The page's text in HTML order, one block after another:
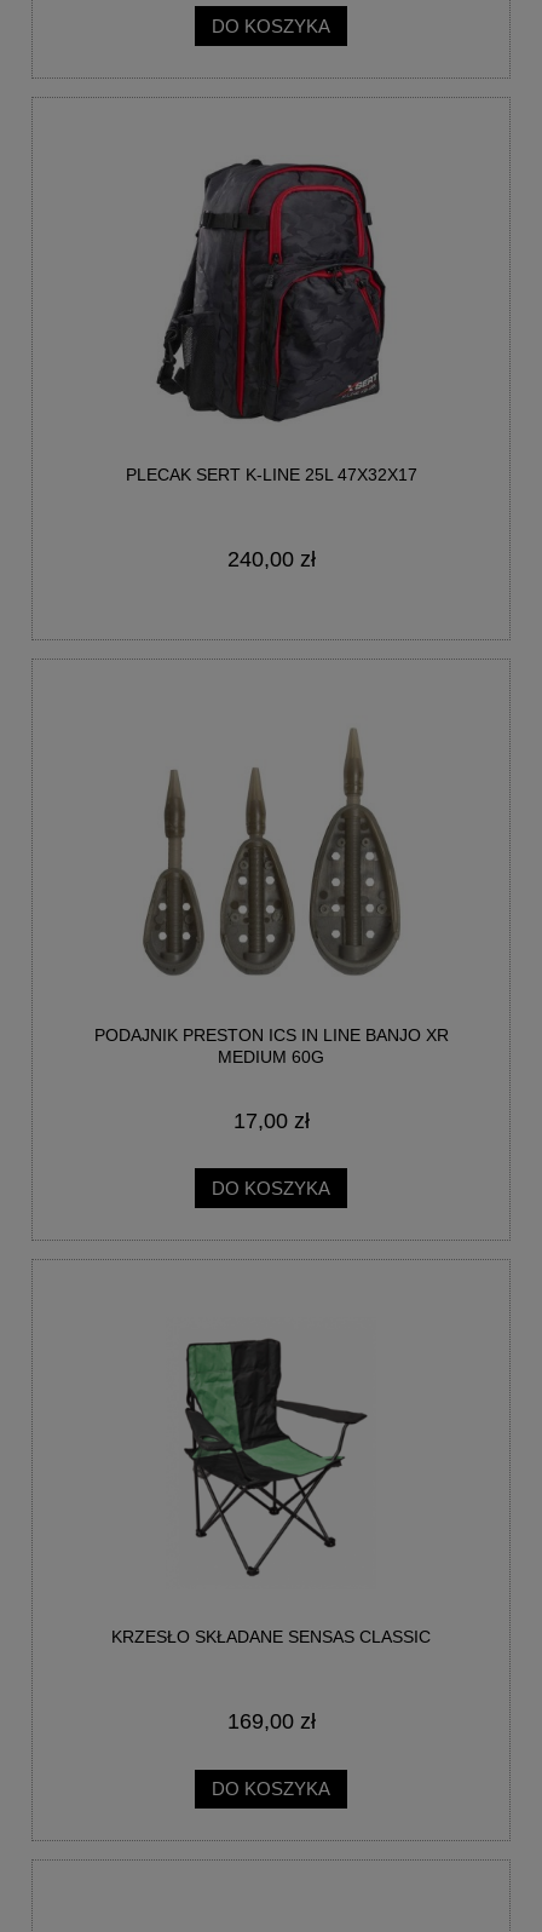
DO KOSZYKA
PLECAK SERT K-LINE 25L 47X32X17
240,00 zł
PODAJNIK PRESTON ICS IN LINE BANJO XR
MEDIUM 60G
17,00 zł
DO KOSZYKA
KRZESŁO SKŁADANE SENSAS CLASSIC
169,00 zł
DO KOSZYKA